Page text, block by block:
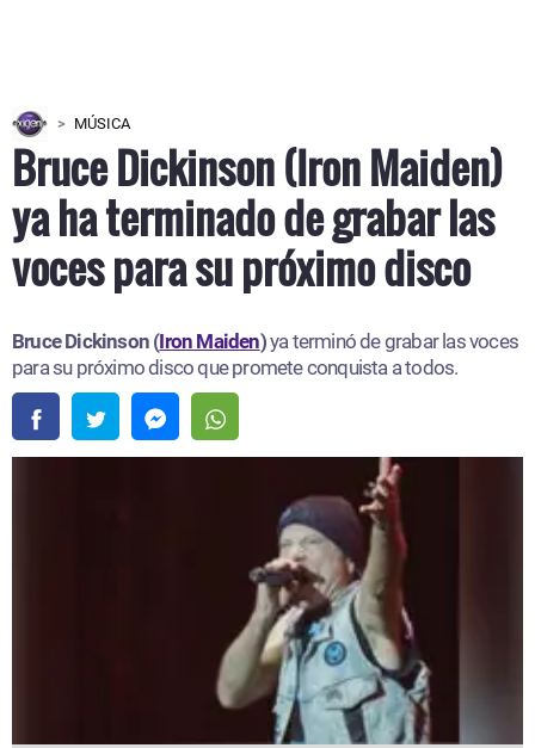
MÚSICA
Bruce Dickinson (Iron Maiden)
ya ha terminado de grabar las
voces para su próximo disco
Bruce Dickinson (Iron Maiden)ya terminó de grabar las voces
para su próximo disco que promete conquista a todos.